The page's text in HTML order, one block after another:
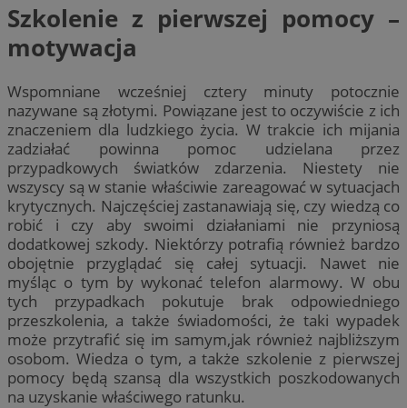
Szkolenie z pierwszej pomocy –
motywacja
Wspomniane wcześniej cztery minuty potocznie
nazywane są złotymi. Powiązane jest to oczywiście z ich
znaczeniem dla ludzkiego życia. W trakcie ich mijania
zadziałać powinna pomoc udzielana przez
przypadkowych światków zdarzenia. Niestety nie
wszyscy są w stanie właściwie zareagować w sytuacjach
krytycznych. Najczęściej zastanawiają się, czy wiedzą co
robić i czy aby swoimi działaniami nie przyniosą
dodatkowej szkody. Niektórzy potrafią również bardzo
obojętnie przyglądać się całej sytuacji. Nawet nie
myśląc o tym by wykonać telefon alarmowy. W obu
tych przypadkach pokutuje brak odpowiedniego
przeszkolenia, a także świadomości, że taki wypadek
może przytrafić się im samym,jak również najbliższym
osobom. Wiedza o tym, a także szkolenie z pierwszej
pomocy będą szansą dla wszystkich poszkodowanych
na uzyskanie właściwego ratunku.